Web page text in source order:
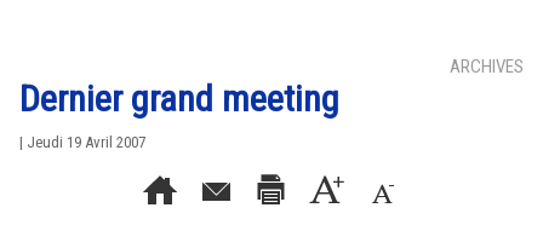
ARCHIVES
Dernier grand meeting
| Jeudi 19 Avril 2007